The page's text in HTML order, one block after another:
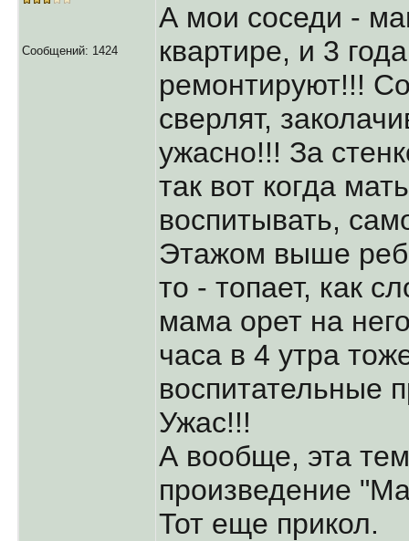
Сообщений: 1424
А мои соседи -
квартире, и 3
ремонтируют!!!
сверлят,
ужасно!!! За
так вот когда
воспитывать,
Этажом выше
то - топает, как
мама орет на
часа в 4 утра
воспитательные
Ужас!!!
А вообще, эта
произведение
Тот еще прикол.